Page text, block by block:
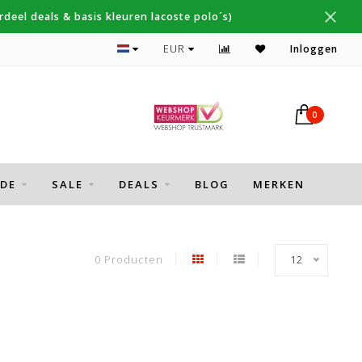
deals & basis kleuren lacoste polo´s)
Topmerken Thomas Maine, Cavallaro, Desoto
EUR Inloggen
0
SALE DEALS BLOG MERKEN
0 Producten 12